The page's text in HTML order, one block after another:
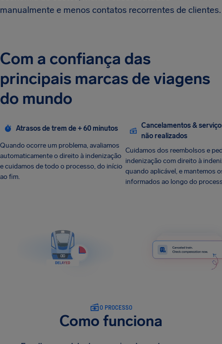
manualmente e menos contatos recorrentes de clientes.
Com a confiança das
principais marcas de viagens
do mundo
Atrasos de trem de + 60 minutos
Quando ocorre um problema, avaliamos
automaticamente o direito à indenização
e cuidamos de todo o processo, do início
ao fim.
Cancelamentos &
não realizados
Cuidamos dos reembolsos e
indenização com direito à
quando aplicável, e mantemos
informados ao longo do
O PROCESSO
Como funciona